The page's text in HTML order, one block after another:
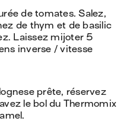
de tomates. Salez,
de thym et de basilic
Laissez mijoter 5
inverse / vitesse
prête, réservez
le bol du Thermomix